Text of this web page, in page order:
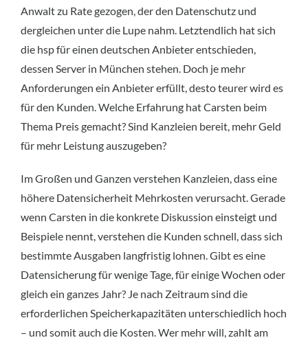
Anwalt zu Rate gezogen, der den Datenschutz und
dergleichen unter die Lupe nahm. Letztendlich hat sich
die hsp für einen deutschen Anbieter entschieden,
dessen Server in München stehen. Doch je mehr
Anforderungen ein Anbieter erfüllt, desto teurer wird es
für den Kunden. Welche Erfahrung hat Carsten beim
Thema Preis gemacht? Sind Kanzleien bereit, mehr Geld
für mehr Leistung auszugeben?
Im Großen und Ganzen verstehen Kanzleien, dass eine
höhere Datensicherheit Mehrkosten verursacht. Gerade
wenn Carsten in die konkrete Diskussion einsteigt und
Beispiele nennt, verstehen die Kunden schnell, dass sich
bestimmte Ausgaben langfristig lohnen. Gibt es eine
Datensicherung für wenige Tage, für einige Wochen oder
gleich ein ganzes Jahr? Je nach Zeitraum sind die
erforderlichen Speicherkapazitäten unterschiedlich hoch
– und somit auch die Kosten. Wer mehr will, zahlt am